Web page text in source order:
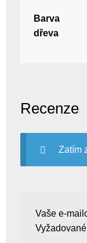
Barva
dřeva
Recenze
Zatím
Vaše e-